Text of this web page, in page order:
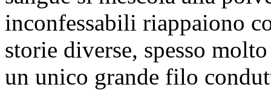
inconfessabili riappaiono
storie diverse, spesso
un unico grande filo